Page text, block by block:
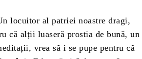
locuitor al patriei noastre dragi,
că alții luaseră prostia de bună, un
vrea să i se pupe pentru că